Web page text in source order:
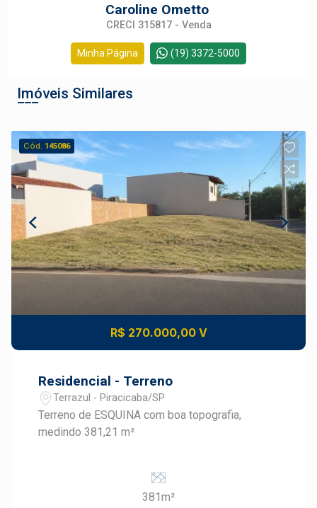
Caroline Ometto
CRECI 315817 - Venda
Minha Página (19) 3372-5000
Imóveis Similares
Cód. 145086
R$ 270.000,00 V
Residencial - Terreno
Terrazul - Piracicaba/SP
Terreno de ESQUINA com boa topografia,
medindo 381,21 m²
381m²